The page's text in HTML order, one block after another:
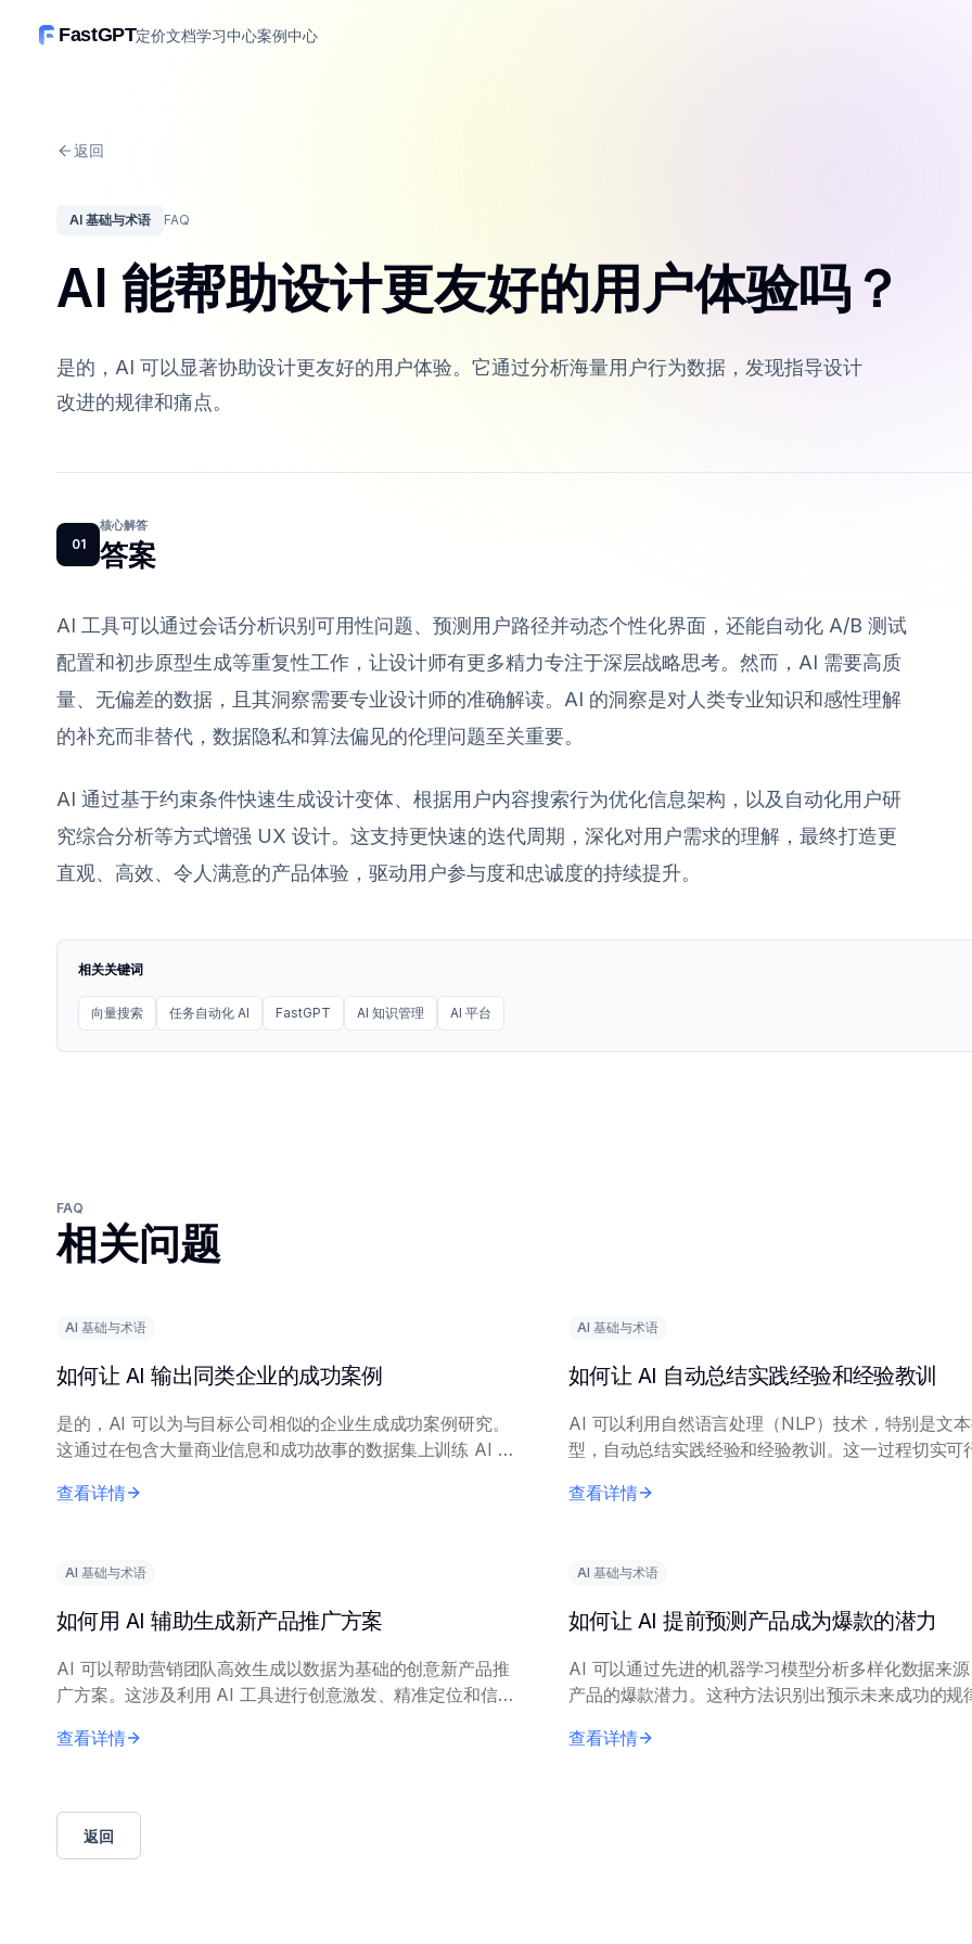
FastGPT定价文档学习中心案例中心
返回
AI 基础与术语 FAQ
AI 能帮助设计更友好的用户体验吗？
是的，AI 可以显著协助设计更友好的用户体验。它通过分析海量用户行为数据，发现指导设计
改进的规律和痛点。
01
核心解答
答案
AI 工具可以通过会话分析识别可用性问题、预测用户路径并动态个性化界面，还能自动化 A/B 测试
配置和初步原型生成等重复性工作，让设计师有更多精力专注于深层战略思考。然而，AI 需要高质
量、无偏差的数据，且其洞察需要专业设计师的准确解读。AI 的洞察是对人类专业知识和感性理解
的补充而非替代，数据隐私和算法偏见的伦理问题至关重要。
AI 通过基于约束条件快速生成设计变体、根据用户内容搜索行为优化信息架构，以及自动化用户研
究综合分析等方式增强 UX 设计。这支持更快速的迭代周期，深化对用户需求的理解，最终打造更
直观、高效、令人满意的产品体验，驱动用户参与度和忠诚度的持续提升。
相关关键词
向量搜索 任务自动化 AI FastGPT AI 知识管理 AI 平台
FAQ
相关问题
AI 基础与术语
如何让 AI 输出同类企业的成功案例
是的，AI 可以为与目标公司相似的企业生成成功案例研究。
这通过在包含大量商业信息和成功故事的数据集上训练 AI 模
精确的查询内容，包括具体...
查看详情
AI 基础与术语
如何让 AI 自动总结实践经验和经验教训
AI 可以利用自然语言处理（NLP）技术，特别是文
型，自动总结实践经验和经验教训。这一过程切实可
整的输入文本。关键技术包括抽取式...
查看详情
AI 基础与术语
如何用 AI 辅助生成新产品推广方案
AI 可以帮助营销团队高效生成以数据为基础的创意新产品推
广方案。这涉及利用 AI 工具进行创意激发、精准定位和信息
模型，以生成相关洞察。营...
查看详情
AI 基础与术语
如何让 AI 提前预测产品成为爆款的潜力
AI 可以通过先进的机器学习模型分析多样化数据来源
产品的爆款潜力。这种方法识别出预示未来成功的规
趋势和消费者反馈。机器学习技术，...
查看详情
返回